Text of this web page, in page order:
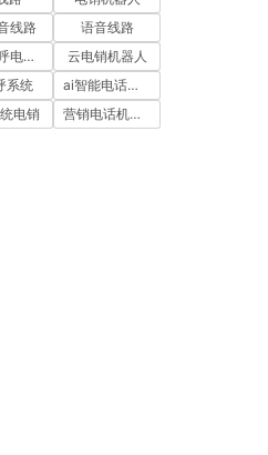
线路
语音线路
智能外呼电销机器人
云电销机器人
系统
ai智能电话机器人
电销 营销电话机器人